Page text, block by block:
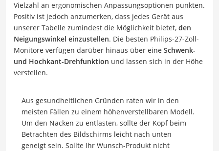
Vielzahl an ergonomischen Anpassungsoptionen punkten.
Positiv ist jedoch anzumerken, dass jedes Gerät aus
unserer Tabelle zumindest die Möglichkeit bietet, den
Neigungswinkel einzustellen. Die besten Philips-27-Zoll-
Monitore verfügen darüber hinaus über eine Schwenk-
und Hochkant-Drehfunktion und lassen sich in der Höhe
verstellen.
Aus gesundheitlichen Gründen raten wir in den
meisten Fällen zu einem höhenverstellbaren Modell.
Um den Nacken zu entlasten, sollte der Kopf beim
Betrachten des Bildschirms leicht nach unten
geneigt sein. Sollte Ihr Wunsch-Produkt nicht